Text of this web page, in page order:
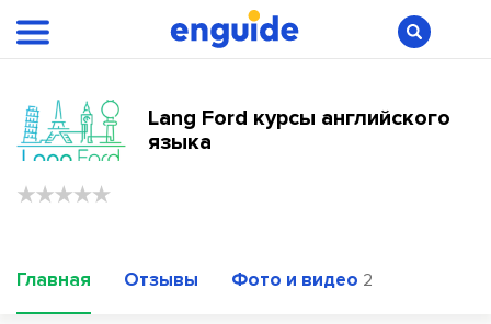
Lang Ford курсы английского
языка
Главная Отзывы Фото и видео 2